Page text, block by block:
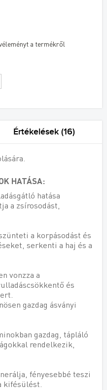
a termékről
Értékelések (16)
HATÁSA:
hatása
a zsírosodást,
a korpásodást és
serkenti a haj és a
a
és
ásványi
gazdag, tápláló
rendelkezik,
fényesebbé teszi
kifésülést.